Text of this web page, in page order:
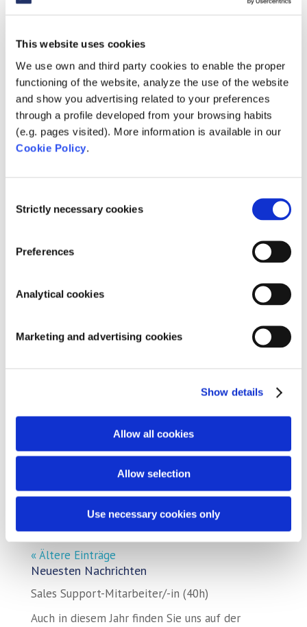
This website uses cookies
We use own and third party cookies to enable the proper
functioning of the website, analyze the use of the website
and show you advertising related to your preferences
through a profile developed from your browsing habits
(e.g. pages visited). More information is available in our
Cookie Policy.
Selection
Strictly necessary cookies
Preferences
Analytical cookies
Marketing and advertising cookies
Show details
Allow all cookies
Allow selection
Use necessary cookies only
Fluidra und Zodiac schließen die Fusion ab
BARCELONA – 2. Juli 2018 – Fluidra und Zodiac
haben ihre im November 2017 angekündigte
Fusion abgeschlossen. Das fusionierte
Unternehmen hat jetzt 5.500 Mitarbeiter, ein
Portfolio der bekanntesten Marken der...
Holland Koi Show 2017 war ein großer Erfolg
Auch dieses Jahr hat SIBO an der Holland Koi
unserem Stand zeigten wir unsere neuesten
Produkte, wie den AquaForte Trommelfilter XL
und die neue AquaForte Pure UVC Lampe.
Darüber hinaus konnten sich die Besucher
detailliert...
« Ältere Einträge
Neuesten Nachrichten
Sales Support-Mitarbeiter/-in (40h)
Auch in diesem Jahr finden Sie uns auf der